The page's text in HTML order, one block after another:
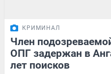
КРИМИНАЛ
Член
ОПГ задержан в
лет поисков